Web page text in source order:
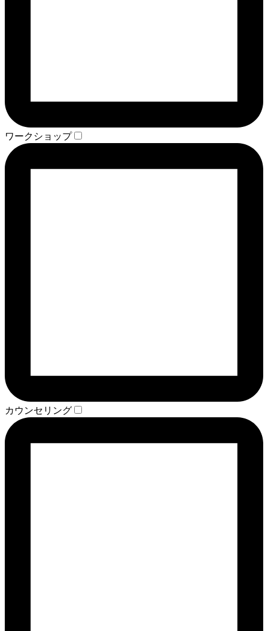
ワークショップ
カウンセリング